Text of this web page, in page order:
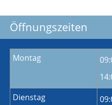
Öffnungszeiten
Montag
Dienstag